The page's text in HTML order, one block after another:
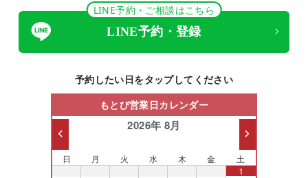
LINE予約・ご相談はこちら
LINE予約・登録
予約したい日をタップしてください
もとび営業日カレンダー
2026年 8月
日 月 火 水 木 金 土
1